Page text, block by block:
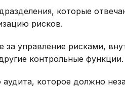
которые
рисков.
управление рисками,
контрольные функции.
которое должно